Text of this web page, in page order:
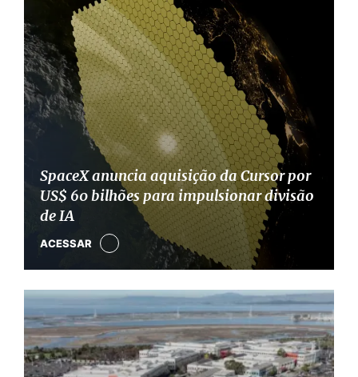
SpaceX anuncia aquisição da Cursor por
US$ 60 bilhões para impulsionar divisão
de IA
ACESSAR